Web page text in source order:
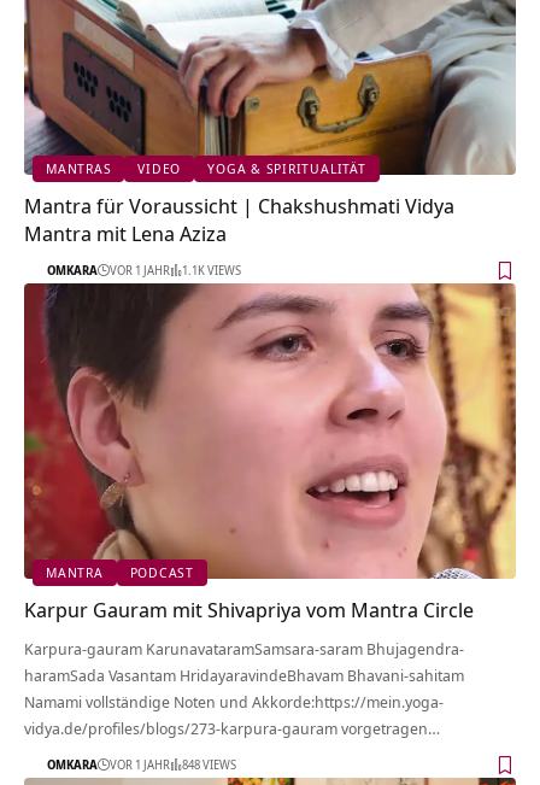
MANTRAS VIDEO YOGA & SPIRITUALITÄT
Mantra für Voraussicht | Chakshushmati Vidya
Mantra mit Lena Aziza
OMKARA VOR 1 JAHR 1.1K VIEWS
MANTRA PODCAST
Karpur Gauram mit Shivapriya vom Mantra Circle
Karpura-gauram KarunavataramSamsara-saram Bhujagendra-
haramSada Vasantam HridayaravindeBhavam Bhavani-sahitam
Namami vollständige Noten und Akkorde:https://mein.yoga-
vidya.de/profiles/blogs/273-karpura-gauram vorgetragen…
OMKARA VOR 1 JAHR 848 VIEWS